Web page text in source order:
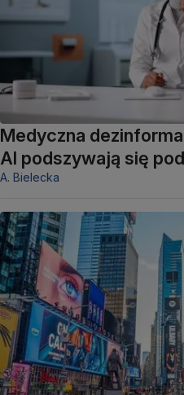
Medyczna
AI podszywają się
A. Bielecka